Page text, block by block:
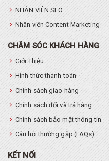
NHÂN VIÊN SEO
Nhân viên Content Marketing
CHĂM SÓC KHÁCH HÀNG
Giới Thiệu
Hình thức thanh toán
Chính sách giao hàng
Chính sách đổi và trả hàng
Chính sách bảo mật thông tin
Câu hỏi thường gặp (FAQs)
KẾT NỐI